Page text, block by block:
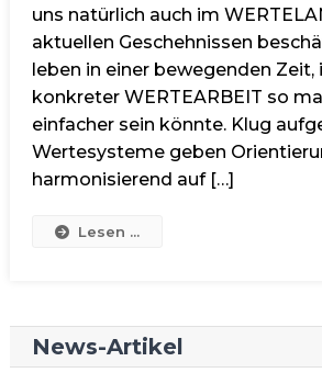
uns natürlich auch im
aktuellen Geschehnissen
leben in einer bewegenden Zeit,
konkreter WERTEARBEIT so
einfacher sein könnte. Klug
Wertesysteme geben
harmonisierend auf […]
Lesen ...
News-Artikel